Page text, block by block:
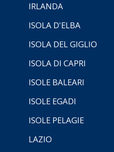
IRLANDA
ISOLA D'ELBA
ISOLA DEL GIGLIO
ISOLA DI CAPRI
ISOLE BALEARI
ISOLE EGADI
ISOLE PELAGIE
LAZIO